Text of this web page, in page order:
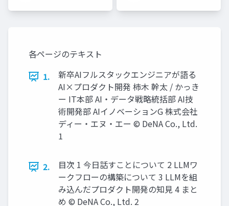
各ページのテキスト
1.
新卒AIフルスタックエンジニアが語る
AI×プロダクト開発 柿木 幹太 / かっき
ー IT本部 AI・データ戦略統括部 AI技
術開発部 AIイノベーションG 株式会社
ディー・エヌ・エー © DeNA Co., Ltd.
1
2.
目次 1 今日話すことについて 2 LLMワ
ークフローの構築について 3 LLMを組
み込んだプロダクト開発の知見 4 まと
め © DeNA Co., Ltd. 2